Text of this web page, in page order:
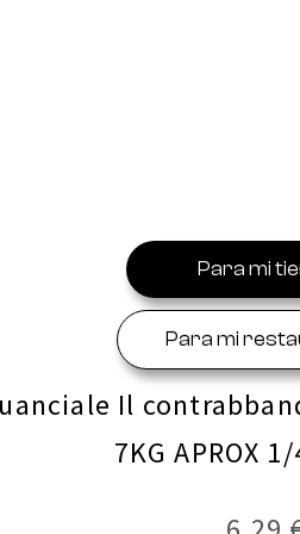
Para mi
Para mi
Il
7KG APROX